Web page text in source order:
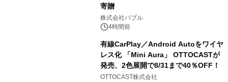
寄贈
株式会社バブル
4時間前
有線CarPlay／Android Autoをワイヤ
レス化 「Mini Aura」 OTTOCASTが
発売、2色展開で8/31まで40％OFF！
OTTOCAST株式会社